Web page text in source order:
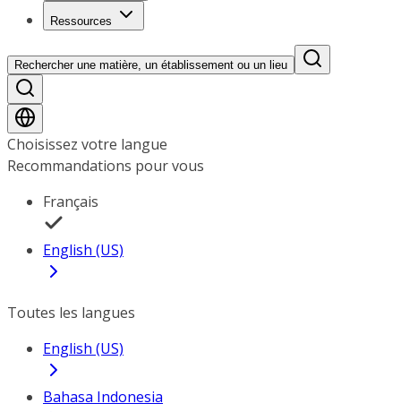
Ressources
Rechercher une matière, un établissement ou un lieu
Choisissez votre langue
Recommandations pour vous
Français
English (US)
Toutes les langues
English (US)
Bahasa Indonesia